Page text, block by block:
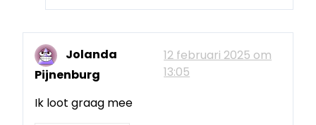
Jolanda
Pijnenburg
12 februari 2025 om
13:05
Ik loot graag mee